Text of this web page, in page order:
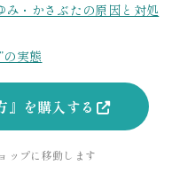
・かさぶたの原因と対処
の実態
』を購入する
ップに移動します